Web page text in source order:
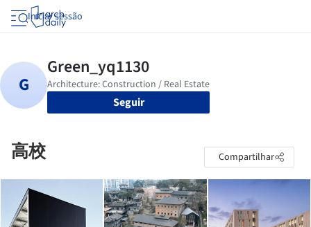
Iniciar sessão
Seguir
高校 Compartilhar